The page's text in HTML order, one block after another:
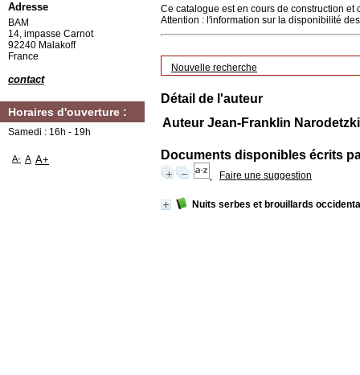
Ce catalogue est en cours de construction
Attention : l'information sur la disponibilité
Nouvelle recherche
Détail de l'auteur
Auteur Jean-Franklin Narodetzki
Documents disponibles écrits
Faire une suggestion
Nuits serbes et brouillards
Adresse
BAM
14, impasse Carnot
92240 Malakoff
France
contact
Horaires d'ouverture :
Samedi : 16h - 19h
A- A A+